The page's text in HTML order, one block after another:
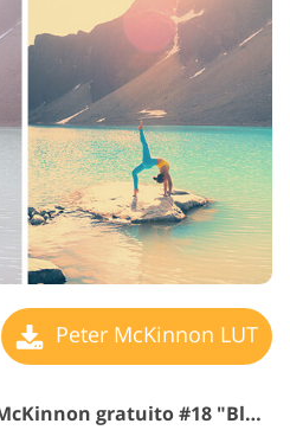
Peter McKinnon LUT
Pacchetto LUT di Peter McKinnon gratuito #18 "Black&White"